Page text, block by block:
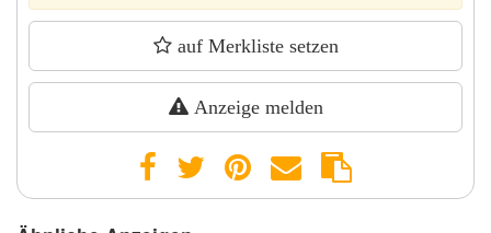
auf Merkliste setzen
Anzeige melden